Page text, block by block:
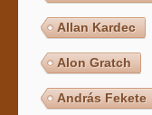
Allan Kardec
Alon Gratch
András Fekete